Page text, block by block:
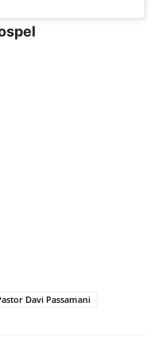
Davi Passamani